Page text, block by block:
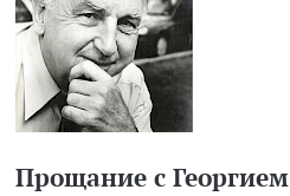
Прощание с Георгием